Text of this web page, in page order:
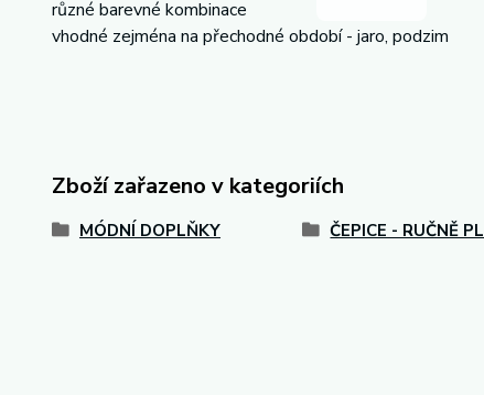
různé barevné kombinace
vhodné zejména na přechodné období - jaro, podzim
Zboží zařazeno v kategoriích
MÓDNÍ DOPLŇKY ČEPICE - RUČNĚ